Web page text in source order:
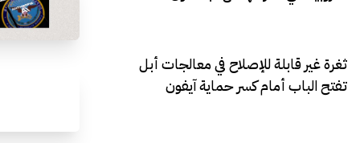
ثغرة غير قابلة للإصلاح في معالجات أبل
تفتح الباب أمام كسر حماية آيفون